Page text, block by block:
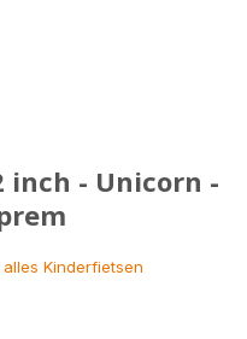
inch - Unicorn -
alles Kinderfietsen